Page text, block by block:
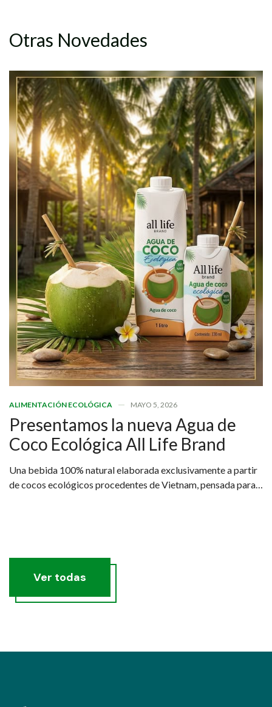
Otras Novedades
ALIMENTACIÓN ECOLÓGICA MAYO 5, 2026
Presentamos la nueva Agua de
Coco Ecológica All Life Brand
Una bebida 100% natural elaborada exclusivamente a partir
de cocos ecológicos procedentes de Vietnam, pensada para
Ver todas